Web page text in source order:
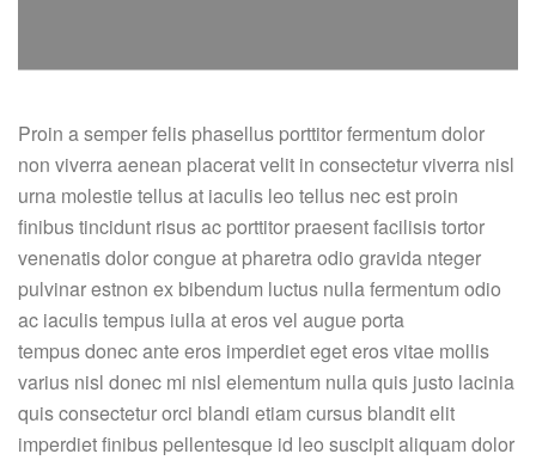
Proin a semper felis phasellus porttitor fermentum dolor
non viverra aenean placerat velit in consectetur viverra nisl
urna molestie tellus at iaculis leo tellus nec est proin
finibus tincidunt risus ac porttitor praesent facilisis tortor
venenatis dolor congue at pharetra odio gravida nteger
pulvinar estnon ex bibendum luctus nulla fermentum odio
ac iaculis tempus iulla at eros vel augue porta
tempus donec ante eros imperdiet eget eros vitae mollis
varius nisl donec mi nisl elementum nulla quis justo lacinia
quis consectetur orci blandi etiam cursus blandit elit
imperdiet finibus pellentesque id leo suscipit aliquam dolor